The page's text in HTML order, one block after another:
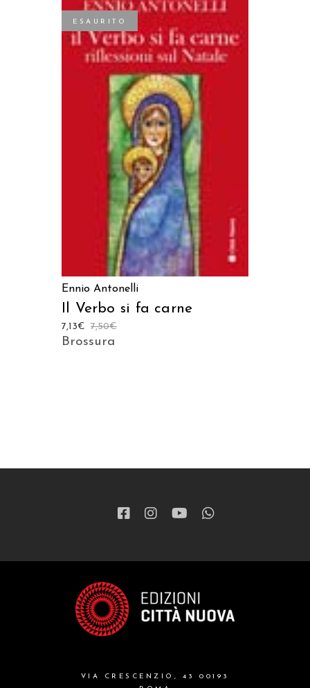
ESAURITO
LEGGI TUTTO
Ennio Antonelli
Il Verbo si fa carne
7,50€
7,13€
Brossura
VIA CRESCENZIO, 43 00193